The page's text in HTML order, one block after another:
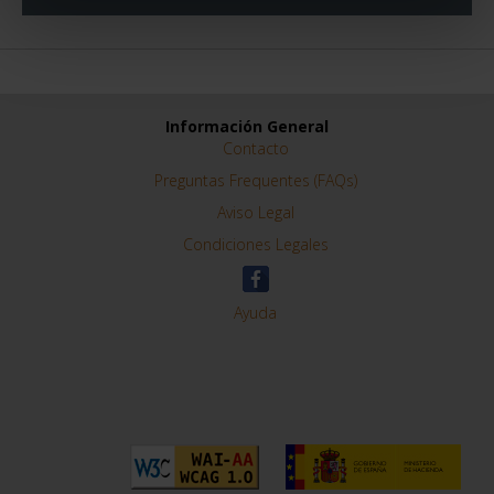
Información General
Contacto
Preguntas Frequentes (FAQs)
Aviso Legal
Condiciones Legales
Ayuda